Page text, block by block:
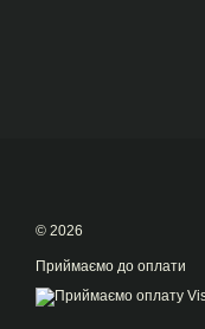
© 2026
Приймаємо до оплати